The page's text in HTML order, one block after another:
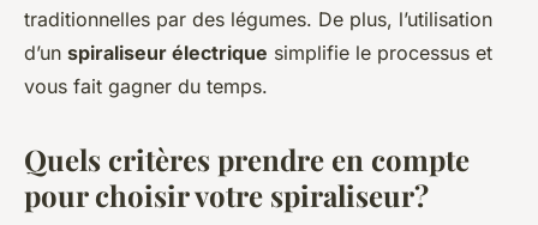
traditionnelles par des légumes. De plus, l’utilisation
d’un spiraliseur électrique simplifie le processus et
vous fait gagner du temps.
Quels critères prendre en compte
pour choisir votre spiraliseur?